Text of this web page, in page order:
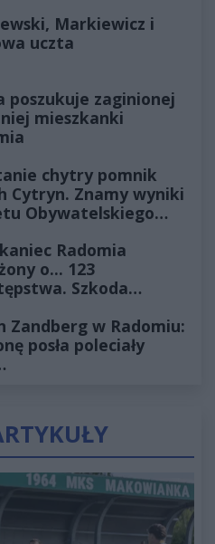
Markiewicz i
uczta
poszukuje zaginionej
mieszkanki
chytry pomnik
Cytryn. Znamy wyniki
Obywatelskiego
Radomia
o... 123
Szkoda
Zandberg w Radomiu:
posła poleciały